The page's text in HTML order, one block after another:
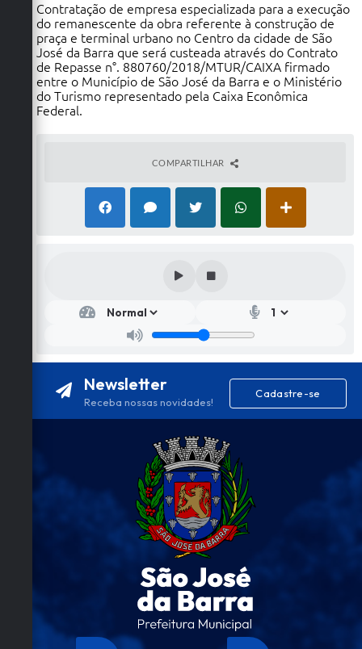
Contratação de empresa especializada para a execução
do remanescente da obra referente à construção de
praça e terminal urbano no Centro da cidade de São
José da Barra que será custeada através do Contrato
de Repasse n°. 880760/2018/MTUR/CAIXA firmado
entre o Município de São José da Barra e o Ministério
do Turismo representado pela Caixa Econômica
Federal.
COMPARTILHAR
Newsletter
Receba nossas novidades!
Cadastre-se